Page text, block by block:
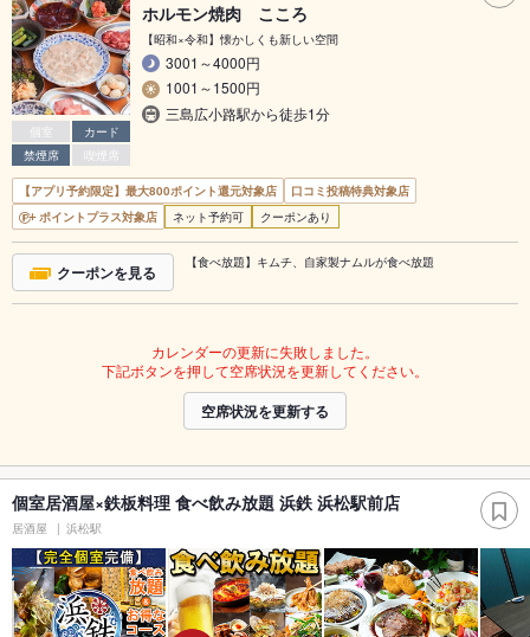
個室
カード
禁煙席
喫煙席
ホルモン焼肉 こころ
【昭和×令和】懐かしくも新しい空間
3001～4000円
1001～1500円
三島広小路駅から徒歩1分
【アプリ予約限定】最大800ポイント還元対象店
口コミ投稿特典対象店
ポイントプラス対象店
ネット予約可 クーポンあり
クーポンを見る 【食べ放題】キムチ、自家製ナムルが食べ放題
カレンダーの更新に失敗しました。
下記ボタンを押して空席状況を更新してください。
空席状況を更新する
個室居酒屋×鉄板料理 食べ飲み放題 浜鉄 浜松駅前店
居酒屋 浜松駅